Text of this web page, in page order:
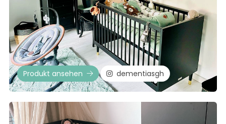
Produkt ansehen dementiasgh